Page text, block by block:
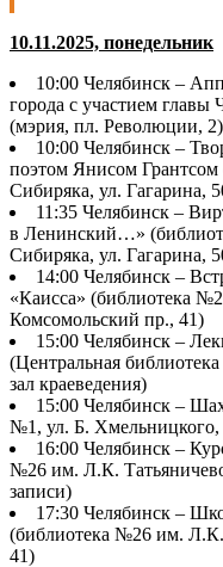
10.11.2025, понедельник
10:00 Челябинск –
города с участием
(мэрия, пл. Революции, 2)
10:00 Челябинск –
поэтом Янисом
Сибиряка, ул. Гагарина,
11:35 Челябинск –
в Ленинский…»
Сибиряка, ул. Гагарина,
14:00 Челябинск –
«Каисса» (библиотека
Комсомольский пр., 41)
15:00 Челябинск –
(Центральная
зал краеведения)
15:00 Челябинск –
№1, ул. Б. Хмельницкого,
16:00 Челябинск –
№26 им. Л.К.
записи)
17:30 Челябинск –
(библиотека №26 им.
41)